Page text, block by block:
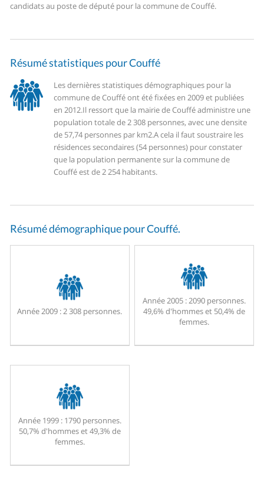
candidats au poste de député pour la commune de Couffé.
Résumé statistiques pour Couffé
Les dernières statistiques démographiques pour la
commune de Couffé ont été fixées en 2009 et publiées
en 2012.Il ressort que la mairie de Couffé administre une
population totale de 2 308 personnes, avec une densite
de 57,74 personnes par km2.A cela il faut soustraire les
résidences secondaires (54 personnes) pour constater
que la population permanente sur la commune de
Couffé est de 2 254 habitants.
Résumé démographique pour Couffé.
Année 2009 :2 308 personnes.
Année 2005 :2090 personnes.
49,6% d'hommes et 50,4% de
femmes.
Année 1999 :1790 personnes.
50,7% d'hommes et 49,3% de
femmes.